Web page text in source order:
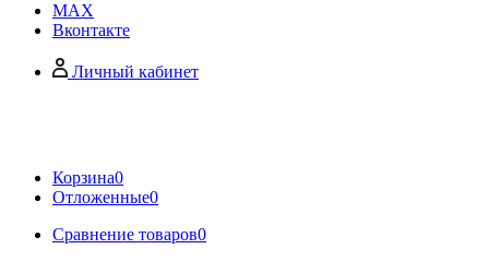
MAX
Вконтакте
Личный кабинет
Корзина0
Отложенные0
Сравнение товаров0